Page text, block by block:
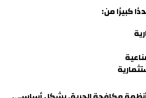
كبيرًا من: